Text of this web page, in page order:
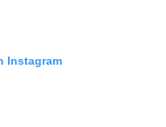
Instagram